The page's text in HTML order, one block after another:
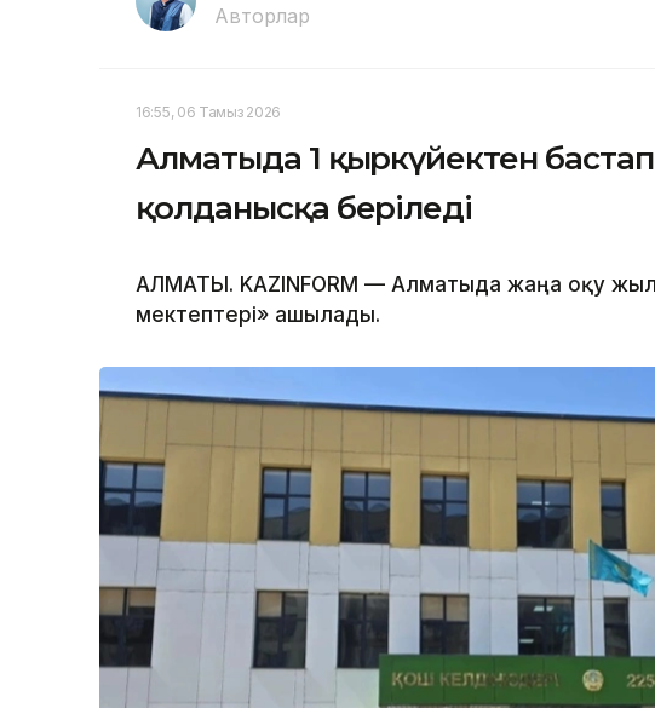
Авторлар
16:55, 06 Тамыз 2026
Алматыда 1 қыркүйектен
қолданысқа беріледі
АЛМАТЫ. KAZINFORM — Алматыда жаңа оқу
мектептері» ашылады.